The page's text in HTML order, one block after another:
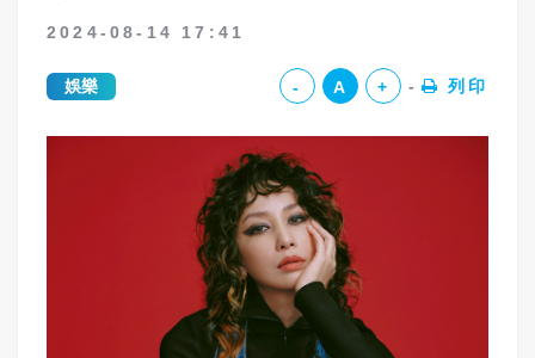
2024-08-14 17:41
娛樂 - A + 列印